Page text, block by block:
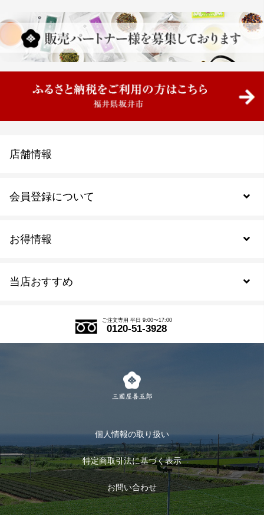
当店おすすめ
式部の香りシリーズ
お茶のギフト
おすすめのお茶
お茶に合うスイーツ
お得情報
会員登録について
会員規約について
ログイン
ログアウト
店舗情報
ご注文専用 平日 9:00〜17:00
0120-51-3928
個人情報の取り扱い
特定商取引法に基づく表示
お問い合わせ